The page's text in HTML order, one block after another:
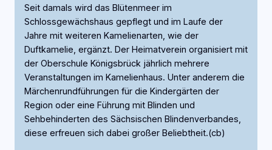
Seit damals wird das Blütenmeer im
Schlossgewächshaus gepflegt und im Laufe der
Jahre mit weiteren Kamelienarten, wie der
Duftkamelie, ergänzt. Der Heimatverein organisiert mit
der Oberschule Königsbrück jährlich mehrere
Veranstaltungen im Kamelienhaus. Unter anderem die
Märchenrundführungen für die Kindergärten der
Region oder eine Führung mit Blinden und
Sehbehinderten des Sächsischen Blindenverbandes,
diese erfreuen sich dabei großer Beliebtheit.(cb)